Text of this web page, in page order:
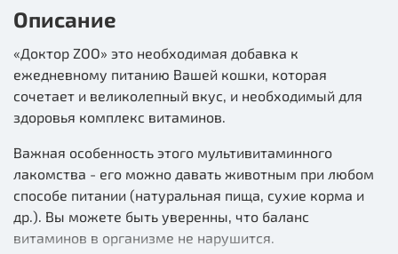
Описание
«Доктор ZOO» это необходимая добавка к
ежедневному питанию Вашей кошки, которая
сочетает и великолепный вкус, и необходимый для
здоровья комплекс витаминов.
Важная особенность этого мультивитаминного
лакомства - его можно давать животным при любом
способе питании (натуральная пища, сухие корма и
др.). Вы можете быть уверенны, что баланс
витаминов в организме не нарушится.